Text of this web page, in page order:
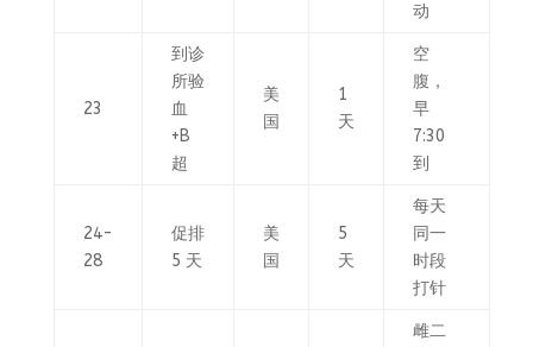
动
23
到诊
所验
血
+B
超
美
国
1
天
空
腹，
早
7:30
到
24-
28
促排
5 天
美
国
5
天
每天
同一
时段
打针
雌二